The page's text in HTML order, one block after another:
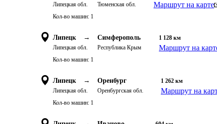
Липецкая обл. Тюменская обл. Маршрут на карте
Кол-во машин: 1
Липецк →
Липецкая обл.
Симферополь
Республика Крым
1 128 км
Маршрут на
Кол-во машин: 1
Липецк →
Липецкая обл.
Оренбург
Оренбургская обл.
1 262 км
Маршрут на
Кол-во машин: 1